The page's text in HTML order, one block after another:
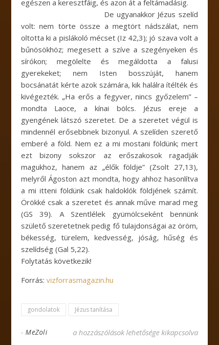
egészen a keresztfáig, és azon át a feltámadásig.
De ugyanakkor Jézus szelíd
volt: nem törte össze a megtört nádszálat, nem
oltotta ki a pislákoló mécset (Iz 42,3); jó szava volt a
bűnösökhöz; megesett a szíve a szegényeken és
sírókon; megölelte és megáldotta a falusi
gyerekeket; nem Isten bosszúját, hanem
bocsánatát kérte azok számára, kik halálra ítélték és
kivégezték. „Ha erős a fegyver, nincs győzelem” –
mondta Laoce, a kínai bölcs. Jézus ereje a
gyengének látszó szeretet. De a szeretet végül is
mindennél erősebbnek bizonyul. A szelíden szerető
emberé a föld. Nem ez a mi mostani földünk; mert
ezt bizony sokszor az erőszakosok ragadják
magukhoz, hanem az „élők földje” (Zsolt 27,13),
melyről Ágoston azt mondta, hogy ahhoz hasonlítva
a mi itteni földünk csak haldoklók földjének számít.
Örökké csak a szeretet és annak műve marad meg
(GS 39). A Szentlélek gyümölcseként bennünk
születő szeretetnek pedig fő tulajdonságai az öröm,
békesség, türelem, kedvesség, jóság, hűség és
szelídség (Gal 5,22).
Folytatás következik!
Forrás: vizforrasmagazin.hu
gondolatok Jézus tanítása
- MeZoli Nemeshegyi Péter: Elmélkedés a nyolc
a hozzászólások lehetősége kikapcsolva